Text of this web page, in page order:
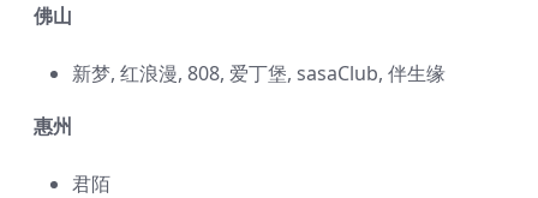
佛山
新梦, 红浪漫, 808, 爱丁堡, sasaClub, 伴生缘
惠州
君陌